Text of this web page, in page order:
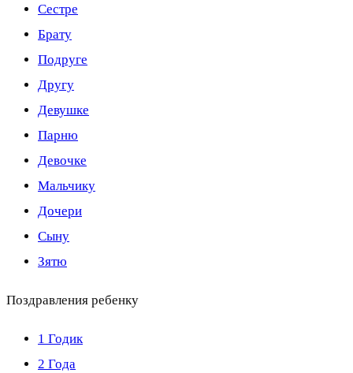
Сестре
Брату
Подруге
Другу
Девушке
Парню
Девочке
Мальчику
Дочери
Сыну
Зятю
Поздравления ребенку
1 Годик
2 Года